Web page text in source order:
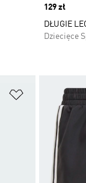
Price
129 zł
DŁUGIE
Dziecięce
Dodaj do listy